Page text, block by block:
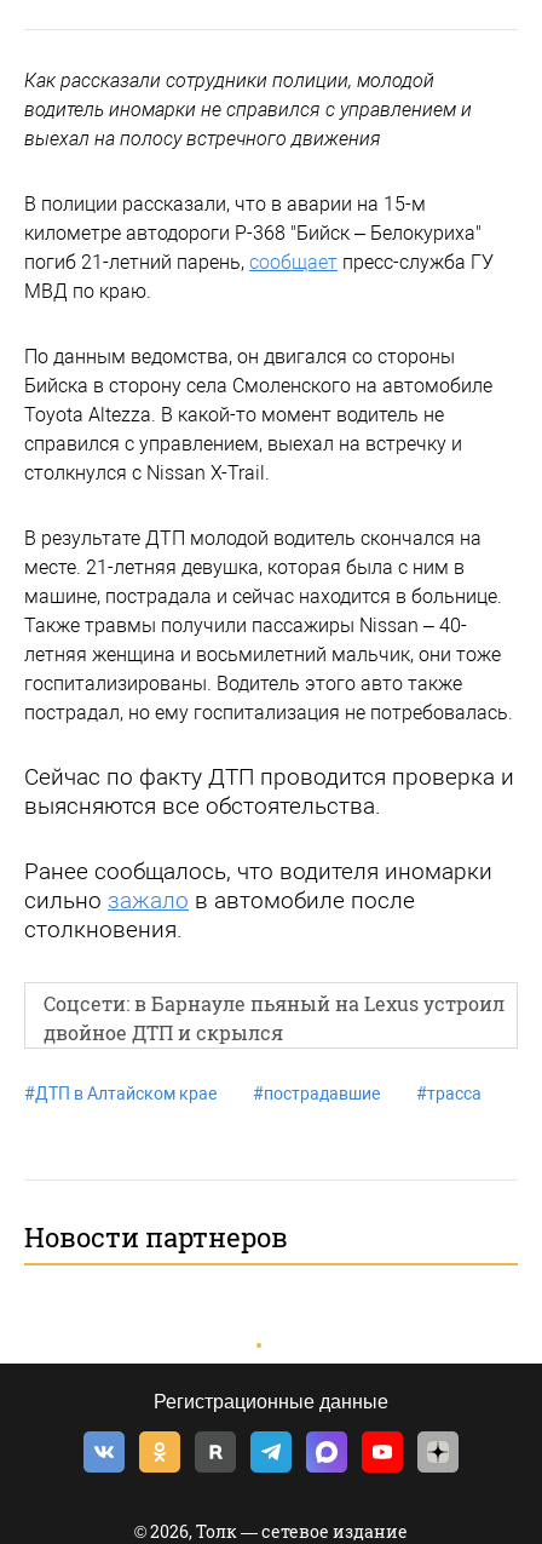
Как рассказали сотрудники полиции, молодой
водитель иномарки не справился с управлением и
выехал на полосу встречного движения
В полиции рассказали, что в аварии на 15-м
километре автодороги Р-368 "Бийск – Белокуриха"
погиб 21-летний парень, сообщает пресс-служба ГУ
МВД по краю.
По данным ведомства, он двигался со стороны
Бийска в сторону села Смоленского на автомобиле
Toyota Altezza. В какой-то момент водитель не
справился с управлением, выехал на встречку и
столкнулся с Nissan X-Trail.
В результате ДТП молодой водитель скончался на
месте. 21-летняя девушка, которая была с ним в
машине, пострадала и сейчас находится в больнице.
Также травмы получили пассажиры Nissan – 40-
летняя женщина и восьмилетний мальчик, они тоже
госпитализированы. Водитель этого авто также
пострадал, но ему госпитализация не потребовалась.
Сейчас по факту ДТП проводится проверка и
выясняются все обстоятельства.
Ранее сообщалось, что водителя иномарки
сильно зажало в автомобиле после
столкновения.
Соцсети: в Барнауле пьяный на Lexus устроил
двойное ДТП и скрылся
#ДТП в Алтайском крае #пострадавшие #трасса
Новости партнеров
Регистрационные данные
© 2026, Толк — сетевое издание